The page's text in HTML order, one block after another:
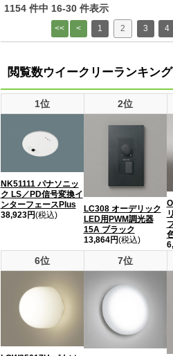
1154 件中 16-30 件表示
1 2 3 4
閲覧数ウイークリーランキング
1位 2位
NK51111 パナソニッ
ク LS／PD信号変換イ
ンターフェースPlus
38,923円(税込)
LC308 オーデリック
LED用PWM調光器
15A ブラック
13,864円(税込)
6位 7位